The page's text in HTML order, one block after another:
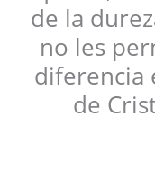
de la
no les
diferencia
de